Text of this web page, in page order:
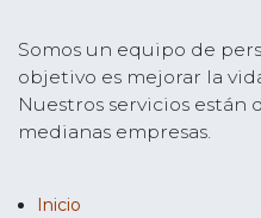
Somos un equipo de
objetivo es mejorar la
Nuestros servicios están
medianas empresas.
Inicio